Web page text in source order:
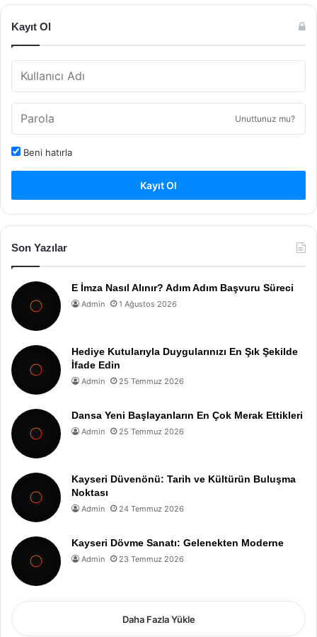
Kayıt Ol
Unuttunuz mu?
Beni hatırla
Kayıt Ol
Son Yazılar
E İmza Nasıl Alınır? Adım Adım Başvuru Süreci
Admin 1 Ağustos 2026
Hediye Kutularıyla Duygularınızı En Şık Şekilde
İfade Edin
Admin 25 Temmuz 2026
Dansa Yeni Başlayanların En Çok Merak Ettikleri
Admin 25 Temmuz 2026
Kayseri Düvenönü: Tarih ve Kültürün Buluşma
Noktası
Admin 24 Temmuz 2026
Kayseri Dövme Sanatı: Gelenekten Moderne
Admin 23 Temmuz 2026
Daha Fazla Yükle